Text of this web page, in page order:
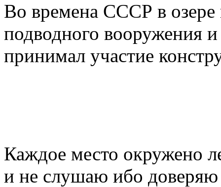
Во времена СССР в озере
подводного вооружения
принимал участие
Каждое место окружено
и не слушаю ибо